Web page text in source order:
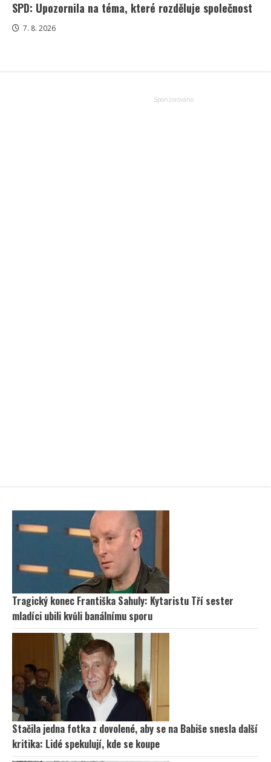
SPD: Upozornila na téma, které rozděluje společnost
7. 8. 2026
Tragický konec Františka Sahuly: Kytaristu Tří sester
mladíci ubili kvůli banálnímu sporu
Stačila jedna fotka z dovolené, aby se na Babiše snesla další
kritika: Lidé spekulují, kde se koupe